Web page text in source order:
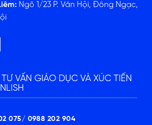
Ngõ 1/23 P. Văn Hội, Đông Ngạc,
VẤN GIÁO DỤC VÀ XÚC TIẾN
075/ ‭0988 202 904‬